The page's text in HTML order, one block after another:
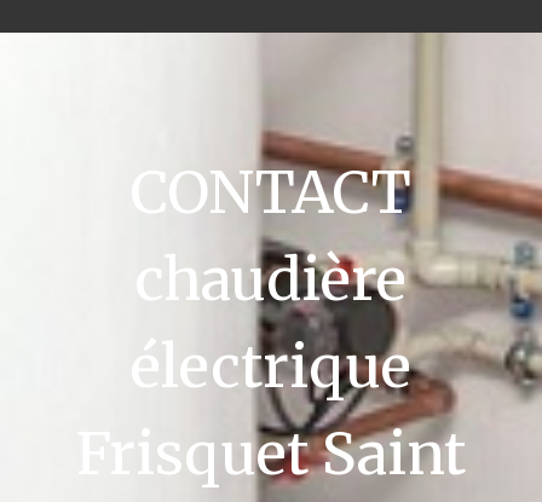
CONTACT
chaudière
électrique
Frisquet Saint